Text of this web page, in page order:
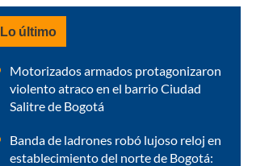
Lo último
Motorizados armados protagonizaron
violento atraco en el barrio Ciudad
Salitre de Bogotá
Banda de ladrones robó lujoso reloj en
establecimiento del norte de Bogotá: